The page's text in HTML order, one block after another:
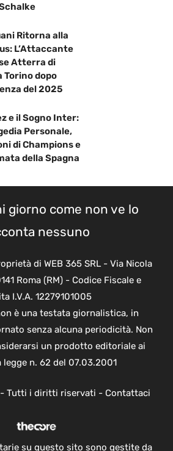
Ritorna alla
L’Attaccante
Atterra di
Torino dopo
del 2025
e il Sogno Inter:
Personale,
di Champions e
della Spagna
giorno come non ve lo
nessuno
di WEB 365 SRL - Via Nicola
Roma (RM) - Codice Fiscale e
I.V.A. 12279101005
è una testata giornalistica, in
senza alcuna periodicità. Non
un prodotto editoriale ai
legge n. 62 del 07.03.2001
Tutti i diritti riservati - Contattaci
su questo sito sono gestite da